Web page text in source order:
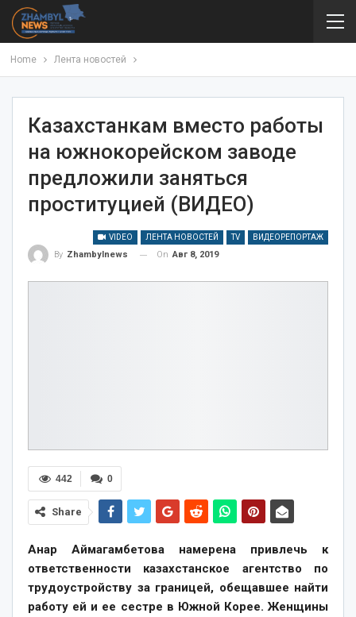
Home Лента новостей
Казахстанкам вместо работы
на южнокорейском заводе
предложили заняться
проституцией (ВИДЕО)
VIDEO ЛЕНТА НОВОСТЕЙ TV ВИДЕОРЕПОРТАЖ
By Zhambylnews On Авг 8, 2019
0
442
Share
Анар Аймагамбетова намерена привлечь к
ответственности казахстанское агентство по
трудоустройству за границей, обещавшее найти
работу ей и ее сестре в Южной Корее. Женщины